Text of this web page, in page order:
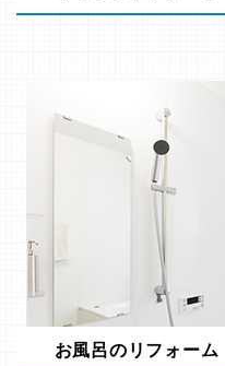
お風呂のリフォーム